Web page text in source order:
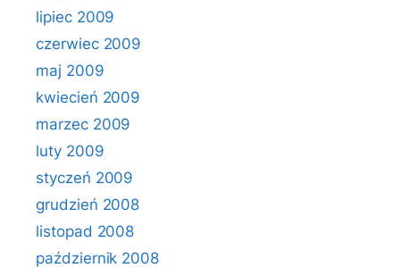
lipiec 2009
czerwiec 2009
maj 2009
kwiecień 2009
marzec 2009
luty 2009
styczeń 2009
grudzień 2008
listopad 2008
październik 2008